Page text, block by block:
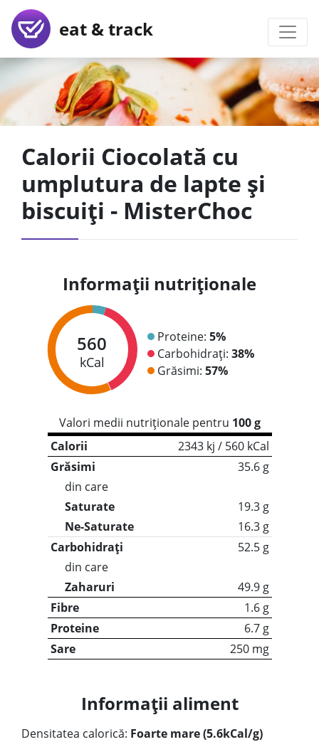
eat & track
Calorii Ciocolată cu
umplutura de lapte și
biscuiți - MisterChoc
Informații nutriționale
560
kCal
Proteine: 5%
Carbohidrați: 38%
Grăsimi: 57%
Valori medii nutriționale pentru 100 g
Calorii
2343 kj / 560 kCal
Grăsimi
35.6 g
din care
Saturate
19.3 g
Ne-Saturate
16.3 g
Carbohidrați
52.5 g
din care
Zaharuri
49.9 g
Fibre
1.6 g
Proteine
6.7 g
Sare
250 mg
Informații aliment
Densitatea calorică: Foarte mare (5.6kCal/g)